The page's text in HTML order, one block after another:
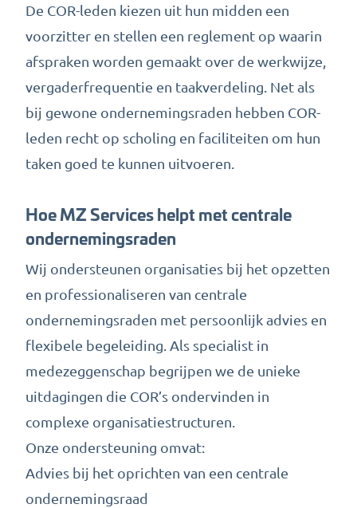
De COR-leden kiezen uit hun midden een
voorzitter en stellen een reglement op waarin
afspraken worden gemaakt over de werkwijze,
vergaderfrequentie en taakverdeling. Net als
bij gewone ondernemingsraden hebben COR-
leden recht op scholing en faciliteiten om hun
taken goed te kunnen uitvoeren.
Hoe MZ Services helpt met centrale
ondernemingsraden
Wij ondersteunen organisaties bij het opzetten
en professionaliseren van centrale
ondernemingsraden met persoonlijk advies en
flexibele begeleiding. Als specialist in
medezeggenschap begrijpen we de unieke
uitdagingen die COR’s ondervinden in
complexe organisatiestructuren.
Onze ondersteuning omvat:
Advies bij het oprichten van een centrale
ondernemingsraad